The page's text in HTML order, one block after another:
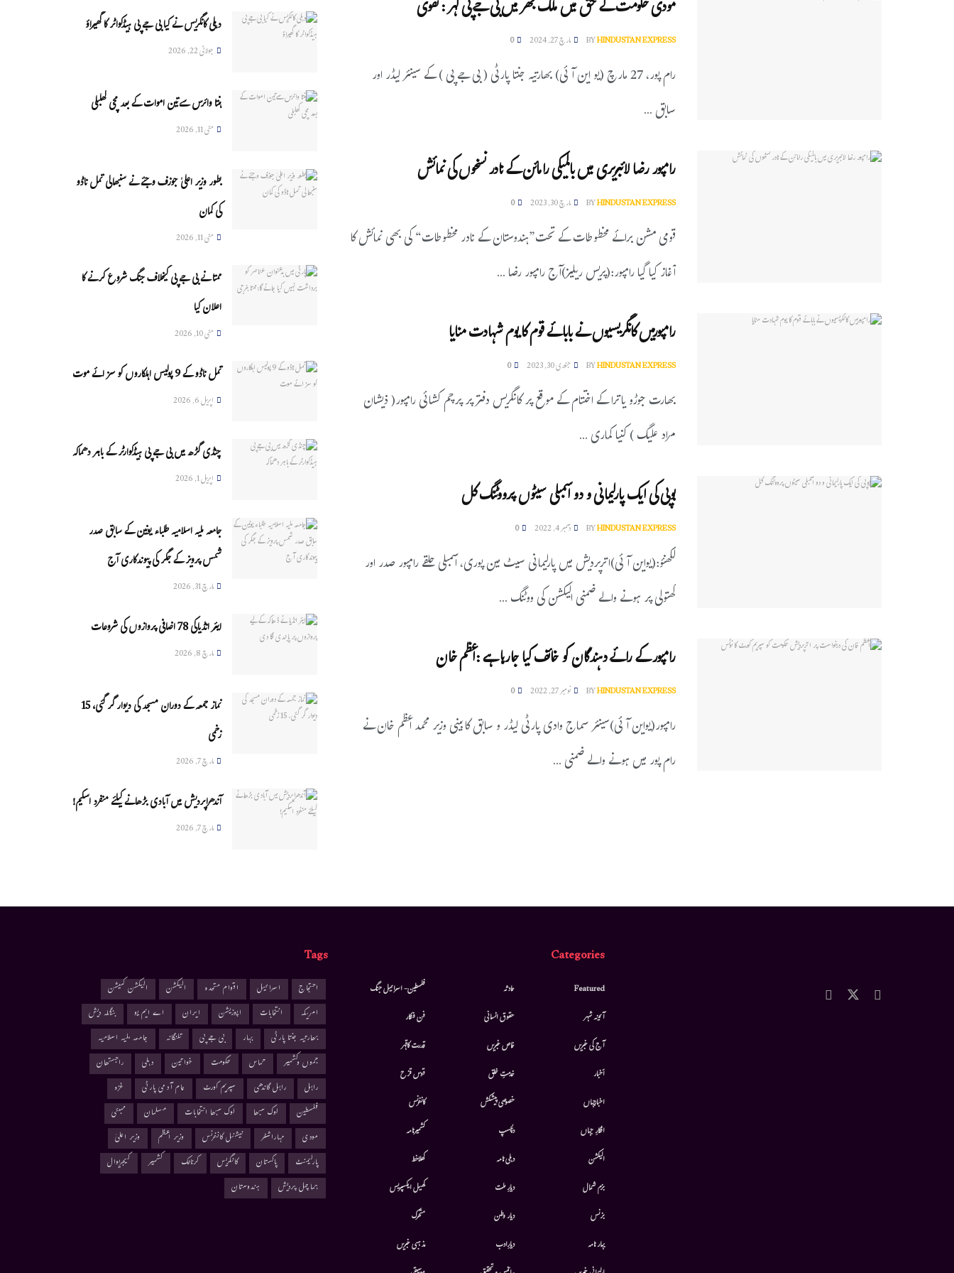
مودی حکومت کے حق میں ملک بھر میں بی جے پی لہر : نقوی
BYHINDUSTAN EXPRESS مارچ 27, 2024 0
رام پور، 27 مارچ (یو این آئی) بھارتیہ جنتا پارٹی ( بی جے پی ) کے سینئر لیڈر اور
سابق ...
رامپور رضا لائبریری میں بالمیکی رامائن کے نادر نسخوں کی نمائش
BYHINDUSTAN EXPRESS مارچ 30, 2023 0
قومی مشن برائے مخطوطات کے تحت”ہندوستان کے نادر مخطوطات“ کی بھی نمائش کا
آغاز کیا گیا رامپور:(پریس ریلیز)آج رامپور رضا ...
رامپورمیں کانگریسیوں نے بابائے قوم کا یوم شہادت منایا
BYHINDUSTAN EXPRESS جنوری 30, 2023 0
بھارت جوڑو یاترا کے اختتام کے موقع پر کانگریس دفتر پر پرچم کشائی رامپور( ذیشان
مراد علیگ ) کنیا کماری ...
یوپی کی ایک پارلیمانی و دو اسمبلی سیٹوں پرووٹنگ کل
BYHINDUSTAN EXPRESS دسمبر 4, 2022 0
لکھنؤ:(یواین آئی)اترپردیش میں پارلیمانی سیٹ مین پوری، اسمبلی حلقے رامپور صدر اور
کھتولی پر ہونے والے ضمنی الیکشن کی ووٹنگ ...
رامپورکے رائے دہندگان کو خائف کیا جارہا ہے :اعظم خان
BYHINDUSTAN EXPRESS نومبر 27, 2022 0
رامپور(یواین آئی)سینئر سماج وادی پارٹی لیڈر و سابق کابینی وزیر محمد اعظم خان نے
رام پور میں ہونے والے ضمنی ...
دہلی کانگریس نے کیا بی جے پی ہیڈکواٹر کا گھیراؤ
جولائی 22, 2026
ہنتا وائرس سےتین اموات کے بعد مچی کھلبلی
مئی 11, 2026
بطور وزیر اعلیٰ جوزف وجئے نے سنبھالی تمل ناڈو
کی کمان
مئی 11, 2026
ممتا نے بی جے پی کیخلاف جنگ شروع کرنے کا
اعلان کیا
مئی 10, 2026
تمل ناڈو کے 9 پولیس اہلکاروں کو سزائے موت
اپریل 6, 2026
چنڈی گڑھ میں بی جے پی ہیڈکوارٹر کے باہر دھماکہ
اپریل 1, 2026
جامعہ ملیہ اسلامیہ طلباء یونین کے سابق صدر
شمس پرویز کے جگر کی پیوندکاری آج
مارچ 31, 2026
ایئر انڈیاکی 78 اضافی پروازوں کی شروعات
مارچ 8, 2026
نماز جمعہ کے دوران مسجد کی دیوار گر گئی، 15
زخمی
مارچ 7, 2026
آندھراپردیش میں آبادی بڑھانے کیلئے منفرد اسکیم!
مارچ 7, 2026
Categories
Featured
آئینہ شہر
آج کی خبریں
أخبار
اخبارجہاں
افکارِ جہاں
الیکشن
بزم شمال
بزنس
بہار نامہ
حادثہ
حقوق انسانی
خاص خبریں
خدمتِ خلق
خصوصی پیشکش
دلچسپ
دہلی نامہ
دیارِ ملت
دیار وطن
دیارِادب
فلسطین- اسرائیل جنگ
فن فنکار
قدرت کاقہر
قوس قزح
کانفرنس
کشمیرنامہ
کھلاخط
کھیل ایکسپریس
متحرك
مذہبی خبریں
Tags
احتجاج اسرائیل اقوام متحدہ الیکشن
الیکشن کمیشن
امریکہ
انتخابات اپوزیشن ایران اے ایم یو
بنگلہ دیش
بھارتیہ جنتا پارٹی
بہار بی جے پی تلنگانہ
جامعہ ملیہ اسلامیہ
جموں وکشمیر
حماس حکومت خواتین دہلی
راجستھان
راہل
راہل گاندھی سپریم کورٹ عام آدمی پارٹی
غزہ
فلسطین
لوک سبھا لوک سبھا انتخابات مسلمان
ممبئی
مودی
مہاراشٹر نیشنل کانفرنس وزیر اعظم
وزیر اعلیٰ
پارلیمنٹ
پاکستان کانگریس کرناٹک کشمیر
کیجریوال
ہماچل پردیش
ہندوستان